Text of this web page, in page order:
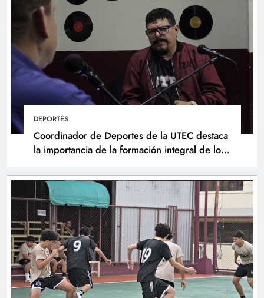
DEPORTES
Coordinador de Deportes de la UTEC destaca
la importancia de la formación integral de los